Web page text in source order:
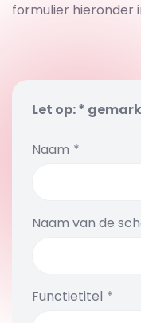
formulier hieronder
Let op: *
Naam
Naam van de
Functietitel